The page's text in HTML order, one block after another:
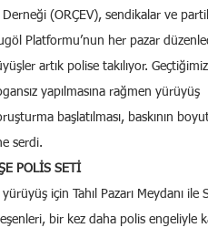
(ORÇEV), sendikalar ve
Platformu’nun her pazar
artık polise takılıyor.
yapılmasına rağmen yürüyüş
başlatılması, baskının
serdi.
POLİS SETİ
için Tahıl Pazarı Meydanı
bir kez daha polis engeliyle